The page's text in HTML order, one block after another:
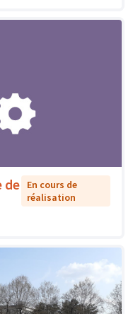
de
En cours de
réalisation